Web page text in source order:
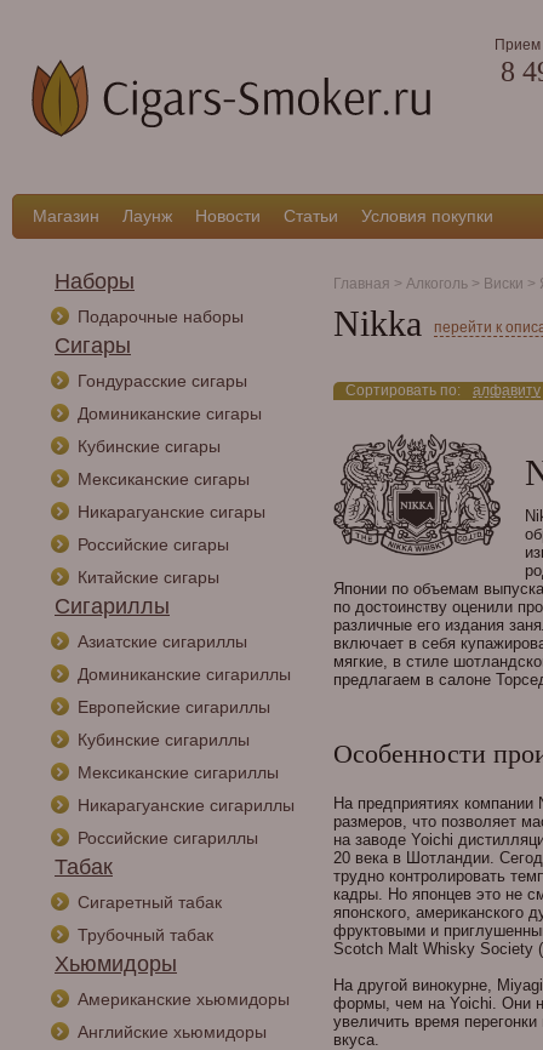
Прием
8
Магазин Лаунж Новости Статьи Условия покупки
Наборы
Подарочные наборы
Сигары
Гондурасские сигары
Доминиканские сигары
Кубинские сигары
Мексиканские сигары
Никарагуанские сигары
Российские сигары
Китайские сигары
Сигариллы
Азиатские сигариллы
Доминиканские сигариллы
Европейские сигариллы
Кубинские сигариллы
Мексиканские сигариллы
Никарагуанские сигариллы
Российские сигариллы
Табак
Сигаретный табак
Трубочный табак
Хьюмидоры
Американские хьюмидоры
Английские хьюмидоры
Главная > Алкоголь > Виски >
Nikka перейти к
Сортировать по: алфавиту
Японии по объемам
по достоинству оценили
различные его издания
включает в себя
мягкие, в стиле
предлагаем в салоне
Особенности
На предприятиях
размеров, что позволяет
на заводе Yoichi
20 века в Шотландии.
трудно контролировать
кадры. Но японцев это не
японского, американского
фруктовыми и
Scotch Malt Whisky Society
На другой винокурне,
формы, чем на Yoichi. Они
увеличить время
вкуса.